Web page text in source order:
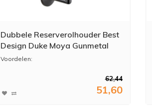
Dubbele Reserverolhouder Best
Design Duke Moya Gunmetal
Voordelen:
* Altijd een extra rol toiletpapier binnen
h...
62,44
51,60